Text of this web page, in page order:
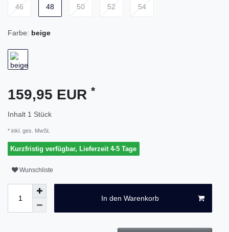
46 48 50 52 54
Farbe: beige
159,95 EUR *
Inhalt 1 Stück
* inkl. ges. MwSt.
Kurzfristig verfügbar, Lieferzeit 4-5 Tage
Wunschliste
In den Warenkorb